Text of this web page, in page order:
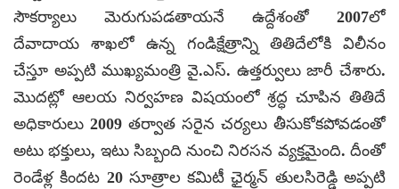
సౌకర్యాలు మెరుగుపడతాయనే ఉద్దేశంతో 2007లో
దేవాదాయ శాఖలో ఉన్న గండిక్షేత్రాన్ని తితిదేలోకి విలీనం
చేస్తూ అప్పటి ముఖ్యమంత్రి వై.ఎస్‌. ఉత్తర్వులు జారీ చేశారు.
మొదట్లో ఆలయ నిర్వహణ విషయంలో శ్రద్ధ చూపిన తితిదే
అధికారులు 2009 తర్వాత సరైన చర్యలు తీసుకోకపోవడంతో
అటు భక్తులు, ఇటు సిబ్బంది నుంచి నిరసన వ్యక్తమైంది. దీంతో
రెండేళ్ల కిందట 20 సూత్రాల కమిటీ ఛైర్మన్‌ తులసిరెడ్డి అప్పటి